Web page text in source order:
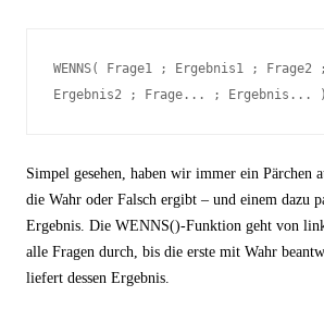
WENNS( Frage1 ; Ergebnis1 ; Frage2 ;
Ergebnis2 ; Frage... ; Ergebnis... )
Simpel gesehen, haben wir immer ein Pärchen
die Wahr oder Falsch ergibt – und einem dazu
Ergebnis. Die WENNS()-Funktion geht von
alle Fragen durch, bis die erste mit Wahr
liefert dessen Ergebnis.